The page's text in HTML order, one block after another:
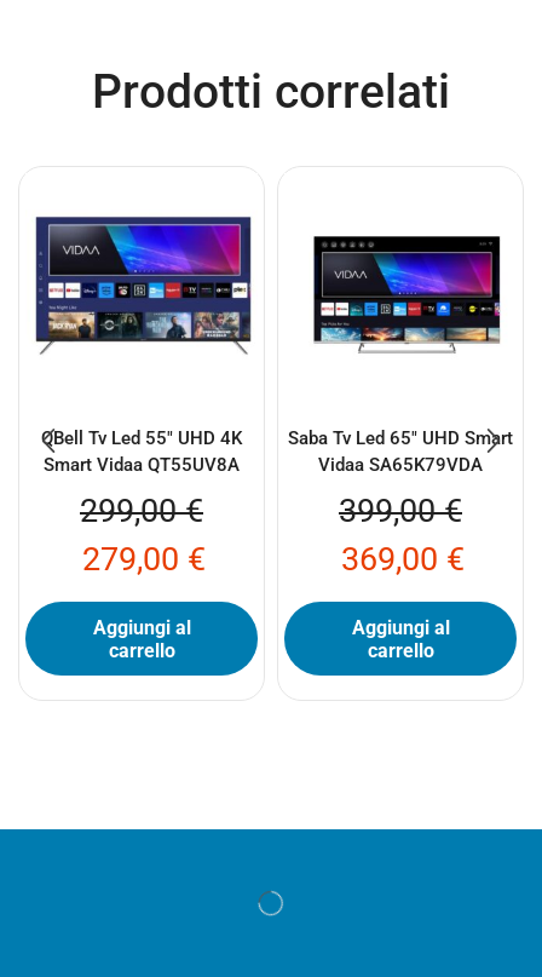
Prodotti correlati
QBell Tv Led 55″ UHD 4K
Smart Vidaa QT55UV8A
299,00€
279,00 €
Aggiungi al
carrello
Saba Tv Led 65″ UHD Smart
Vidaa SA65K79VDA
399,00€
369,00 €
Aggiungi al
carrello